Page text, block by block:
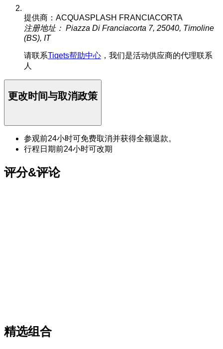
提供商：ACQUASPLASH FRANCIACORTA
注册地址： Piazza Di Franciacorta 7, 25040, Timoline
(BS), IT
请联系Tiqets帮助中心 ，我们是活动供应商的代理联系
人
更改时间与取消政策
参观前24小时可免费取消并获得全额退款。
行程日期前24小时可改期
评分&评论
精选组合